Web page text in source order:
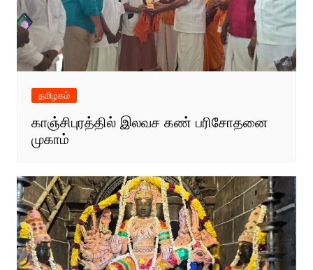
தமிழகம்
காஞ்சிபுரத்தில் இலவச கண் பரிசோதனை
முகாம்